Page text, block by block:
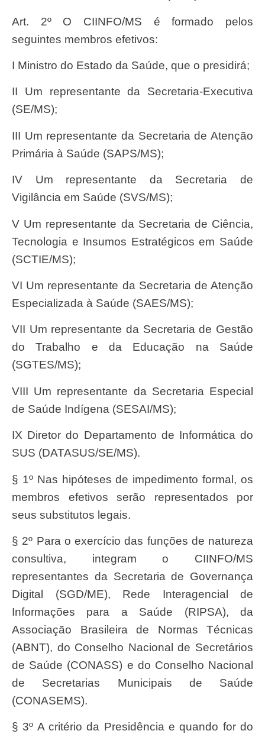
Art. 2º O CIINFO/MS é formado pelos
seguintes membros efetivos:
I Ministro do Estado da Saúde, que o presidirá;
II Um representante da Secretaria-Executiva
(SE/MS);
III Um representante da Secretaria de Atenção
Primária à Saúde (SAPS/MS);
IV Um representante da Secretaria de
Vigilância em Saúde (SVS/MS);
V Um representante da Secretaria de Ciência,
Tecnologia e Insumos Estratégicos em Saúde
(SCTIE/MS);
VI Um representante da Secretaria de Atenção
Especializada à Saúde (SAES/MS);
VII Um representante da Secretaria de Gestão
do Trabalho e da Educação na Saúde
(SGTES/MS);
VIII Um representante da Secretaria Especial
de Saúde Indígena (SESAI/MS);
IX Diretor do Departamento de Informática do
SUS (DATASUS/SE/MS).
§ 1º Nas hipóteses de impedimento formal, os
membros efetivos serão representados por
seus substitutos legais.
§ 2º Para o exercício das funções de natureza
consultiva, integram o CIINFO/MS
representantes da Secretaria de Governança
Digital (SGD/ME), Rede Interagencial de
Informações para a Saúde (RIPSA), da
Associação Brasileira de Normas Técnicas
(ABNT), do Conselho Nacional de Secretários
de Saúde (CONASS) e do Conselho Nacional
de Secretarias Municipais de Saúde
(CONASEMS).
§ 3º A critério da Presidência e quando for do